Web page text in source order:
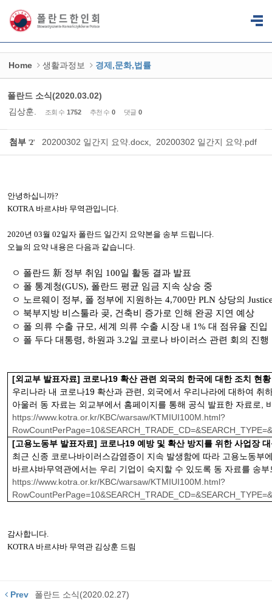
Home 생활과정보 경제,문화,법률
폴란드 소식(2020.03.02)
김상훈.
조회 수 1752 추천 수 0 댓글 0
첨부 '2' 20200302 일간지 요약.docx 20200302 일간지 요약.pdf
안녕하십니까?
KOTRA 바르샤바 무역관입니다.
2020년 03월 02일자 폴란드 일간지 요약본을 송부 드립니다.
오늘의 요약 내용은 다음과 같습니다.
ㅇ 폴란드 新 정부 취임 100일 활동 결과 발표
ㅇ 폴 통계청(GUS), 폴란드 평균 임금 지속 상승 중
ㅇ 노르웨이 정부, 폴 정부에 지원하는 4,700만PLN 상당의
ㅇ 북부지방 비스툴라 곶, 건축비 증가로 인해 완공 지연 예상
ㅇ 폴 의류 수출 규모, 세계 의류 수출 시장 내 1% 대 점유율 진입
ㅇ 폴 두다 대통령, 하원과3.2일 코로나 바이러스 관련 회의 진행
[외교부 발표자료] 코로나19 확산 관련 외국의 한국에 대한 조치 현
우리나라 내 코로나19 확산과 관련
외국에서 우리나라에 대하여 취
아울러 동 자료는 외교부에서 홈페이지를 통해 공식 발표한 자료로
https://www.kotra.or.kr/KBC/warsaw/KTMIUI100M.html?
[고용노동부 발표자료] 코로나19예방 및 확산 방지를 위한 사업장
최근 신종 코로나바이러스감염증이 지속 발생함에 따라 고용노동부
바르샤바무역관에서는 우리 기업이 숙지할 수 있도록 동 자료를 송
https://www.kotra.or.kr/KBC/warsaw/KTMIUI100M.html?
감사합니다.
KOTRA 바르샤바 무역관 김상훈 드림
Prev 폴란드 소식(2020.02.27)